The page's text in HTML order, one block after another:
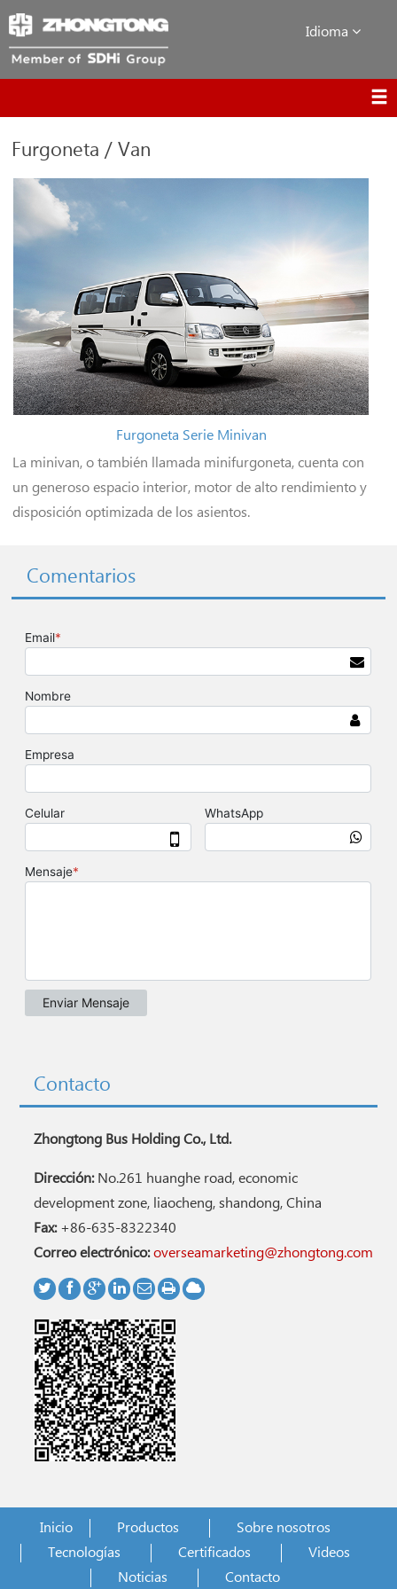
Idioma
Furgoneta / Van
Furgoneta Serie Minivan
La minivan, o también llamada minifurgoneta, cuenta con
un generoso espacio interior, motor de alto rendimiento y
disposición optimizada de los asientos.
Comentarios
Contacto
Zhongtong Bus Holding Co., Ltd.
Dirección:No.261 huanghe road, economic
development zone, liaocheng, shandong, China
Fax:+86-635-8322340
Correo electrónico:overseamarketing@zhongtong.com
Inicio Productos
Sobre nosotros
Tecnologías
Certificados
Videos
Noticias
Contacto